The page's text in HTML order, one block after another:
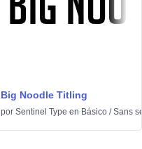
Big Noodle Titling
por Sentinel Type en Básico /Sans